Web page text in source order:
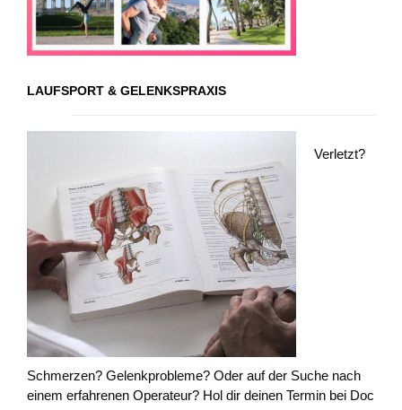
LAUFSPORT & GELENKSPRAXIS
Verletzt?
Schmerzen? Gelenkprobleme? Oder auf der Suche nach
einem erfahrenen Operateur? Hol dir deinen Termin bei Doc